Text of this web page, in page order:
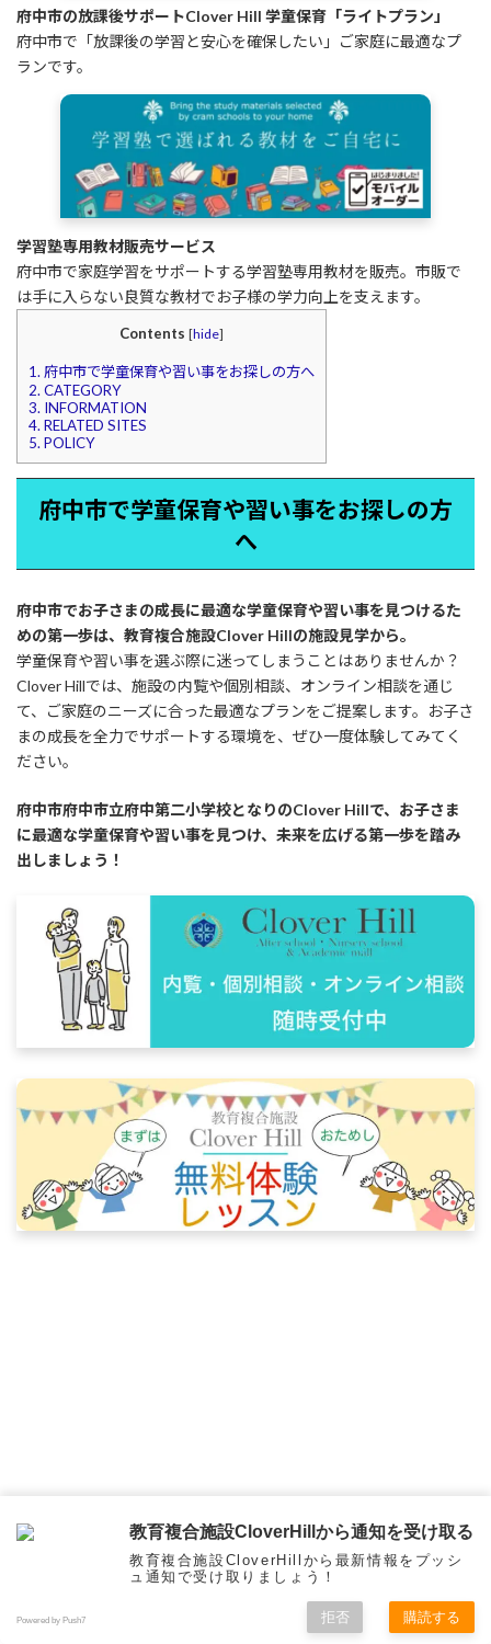
府中市の放課後サポートClover Hill 学童保育「ライトプラン」
府中市で「放課後の学習と安心を確保したい」ご家庭に最適なプ
ランです。
学習塾専用教材販売サービス
府中市で家庭学習をサポートする学習塾専用教材を販売。市販で
は手に入らない良質な教材でお子様の学力向上を支えます。
Contents [hide]
1.府中市で学童保育や習い事をお探しの方へ
2.CATEGORY
3. INFORMATION
4.RELATED SITES
5.POLICY
府中市で学童保育や習い事をお探しの方
へ
府中市でお子さまの成長に最適な学童保育や習い事を見つけるた
めの第一歩は、教育複合施設Clover Hillの施設見学から。
学童保育や習い事を選ぶ際に迷ってしまうことはありませんか？
Clover Hillでは、施設の内覧や個別相談、オンライン相談を通じ
て、ご家庭のニーズに合った最適なプランをご提案します。お子さ
まの成長を全力でサポートする環境を、ぜひ一度体験してみてく
ださい。
府中市府中市立府中第二小学校となりのClover Hillで、お子さま
に最適な学童保育や習い事を見つけ、未来を広げる第一歩を踏み
出しましょう！
教育複合施設CloverHillから通知を受け取る
教育複合施設CloverHillから最新情報をプッシ
ュ通知で受け取りましょう！
Powered by Push7 拒否 購読する